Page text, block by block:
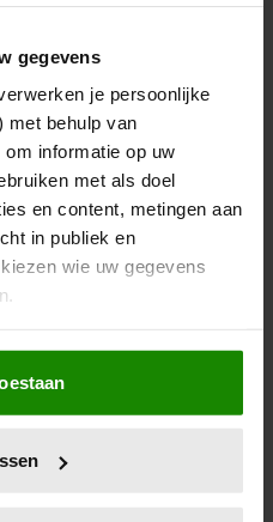
gegevens
je persoonlijke
met behulp van
informatie op uw
met als doel
en content, metingen aan
in publiek en
wie uw gegevens
graag:
over uw geografische
nauwkeurig kan zijn
(fingerprinting)
NAAR BOEK ‘VOL
MARIUS BORG